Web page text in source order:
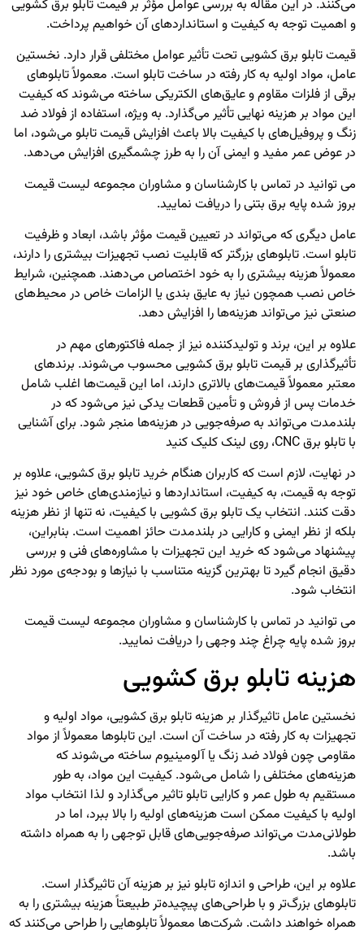
می‌کنند. در این مقاله به بررسی عوامل مؤثر بر قیمت تابلو برق کشویی
و اهمیت توجه به کیفیت و استانداردهای آن خواهیم پرداخت.
قیمت تابلو برق کشویی تحت تأثیر عوامل مختلفی قرار دارد. نخستین
عامل، مواد اولیه به کار رفته در ساخت تابلو است. معمولاً تابلوهای
برقی از فلزات مقاوم و عایق‌های الکتریکی ساخته می‌شوند که کیفیت
این مواد بر هزینه نهایی تأثیر می‌گذارد. به ویژه، استفاده از فولاد ضد
زنگ و پروفیل‌های با کیفیت بالا باعث افزایش قیمت تابلو می‌شود، اما
در عوض عمر مفید و ایمنی آن را به طرز چشمگیری افزایش می‌دهد.
می توانید در تماس با کارشناسان و مشاوران مجموعه لیست قیمت
بروز شدهپایه برق بتنیرا دریافت نمایید.
عامل دیگری که می‌تواند در تعیین قیمت مؤثر باشد، ابعاد و ظرفیت
تابلو است. تابلوهای بزرگتر که قابلیت نصب تجهیزات بیشتری را دارند،
معمولاً هزینه بیشتری را به خود اختصاص می‌دهند. همچنین، شرایط
خاص نصب همچون نیاز به عایق بندی یا الزامات خاص در محیط‌های
صنعتی نیز می‌تواند هزینه‌ها را افزایش دهد.
علاوه بر این، برند و تولیدکننده نیز از جمله فاکتورهای مهم در
تأثیرگذاری بر قیمت تابلو برق کشویی محسوب می‌شوند. برندهای
معتبر معمولاً قیمت‌های بالاتری دارند، اما این قیمت‌ها اغلب شامل
خدمات پس از فروش و تأمین قطعات یدکی نیز می‌شود که در
بلندمدت می‌تواند به صرفه‌جویی در هزینه‌ها منجر شود. برای آشنایی
با تابلو برق CNC
، روی لینک کلیک کنید
در نهایت، لازم است که کاربران هنگام خرید تابلو برق کشویی، علاوه بر
توجه به قیمت، به کیفیت، استانداردها و نیازمندی‌های خاص خود نیز
دقت کنند. انتخاب یک تابلو برق کشویی با کیفیت، نه تنها از نظر هزینه
بلکه از نظر ایمنی و کارایی در بلندمدت حائز اهمیت است. بنابراین،
پیشنهاد می‌شود که خرید این تجهیزات با مشاوره‌های فنی و بررسی
دقیق انجام گیرد تا بهترین گزینه متناسب با نیازها و بودجه‌ی مورد نظر
انتخاب شود.
می توانید در تماس با کارشناسان و مشاوران مجموعه لیست قیمت
بروز شدهپایه چراغ چند وجهیرا دریافت نمایید.
هزینه تابلو برق کشویی
نخستین عامل تاثیرگذار بر هزینه تابلو برق کشویی، مواد اولیه و
تجهیزات به کار رفته در ساخت آن است. این تابلوها معمولاً از مواد
مقاومی چون فولاد ضد زنگ یا آلومینیوم ساخته می‌شوند که
هزینه‌های مختلفی را شامل می‌شود. کیفیت این مواد، به طور
مستقیم به طول عمر و کارایی تابلو تاثیر می‌گذارد و لذا انتخاب مواد
اولیه با کیفیت ممکن است هزینه‌های اولیه را بالا ببرد، اما در
طولانی‌مدت می‌تواند صرفه‌جویی‌های قابل توجهی را به همراه داشته
باشد.
علاوه بر این، طراحی و اندازه تابلو نیز بر هزینه آن تاثیرگذار است.
تابلوهای بزرگ‌تر و با طراحی‌های پیچیده‌تر طبیعتاً هزینه بیشتری را به
همراه خواهند داشت. شرکت‌ها معمولاً تابلوهایی را طراحی می‌کنند که